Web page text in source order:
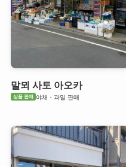
말뫼 사토 아오카
상품 판매 야채・과일 판매